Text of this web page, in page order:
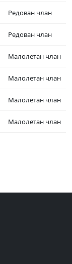
Редован члан
Редован члан
Малолетан члан
Малолетан члан
Малолетан члан
Малолетан члан